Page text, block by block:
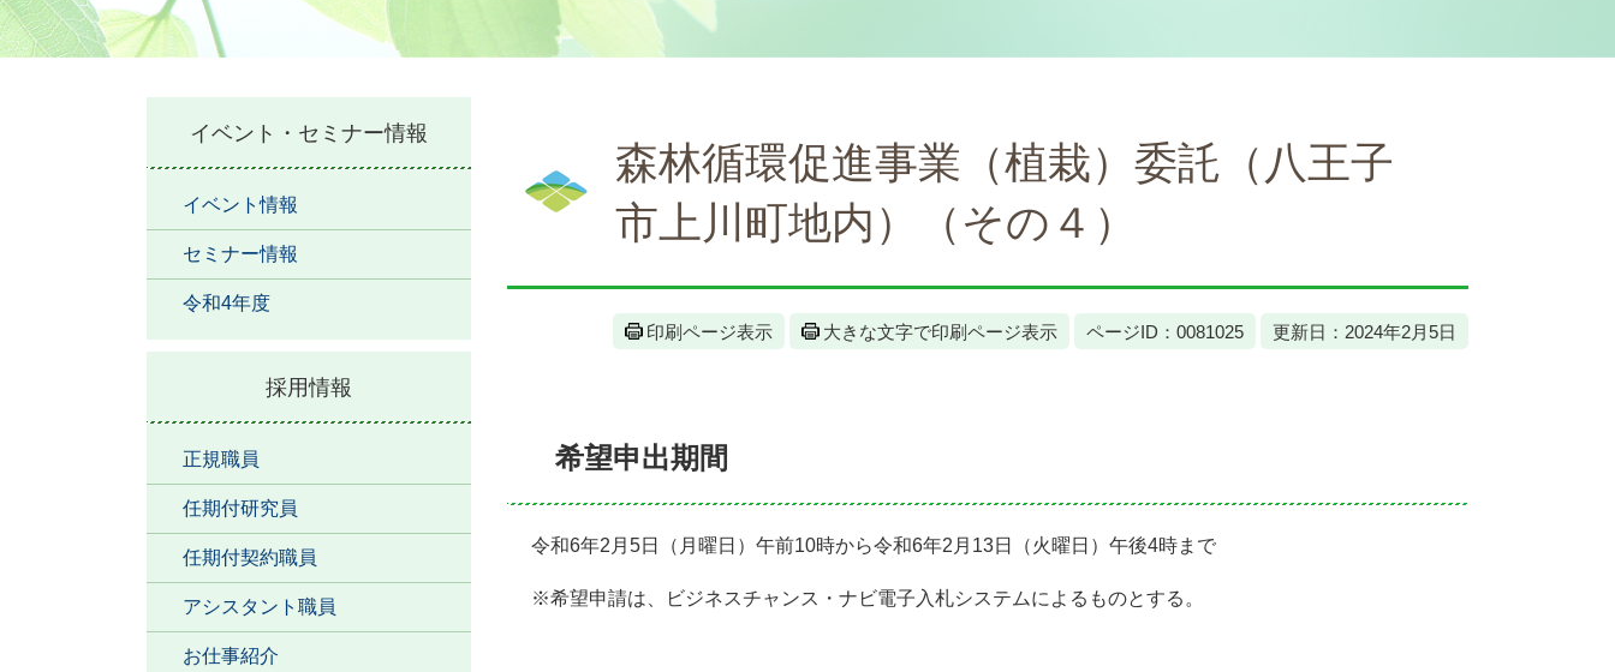
森林循環促進事業（植栽）委託（八王子
市上川町地内）（その４）
印刷ページ表示 大きな文字で印刷ページ表示 ページID：0081025 更新日：2024年2月5日
希望申出期間
令和6年2月5日（月曜日）午前10時から令和6年2月13日（火曜日）午後4時まで
※希望申請は、ビジネスチャンス・ナビ電子入札システムによるものとする。
イベント・セミナー情報
イベント情報
セミナー情報
令和4年度
採用情報
正規職員
任期付研究員
任期付契約職員
アシスタント職員
お仕事紹介